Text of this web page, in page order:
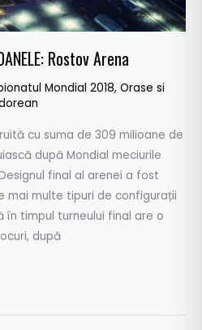
Rostov Arena
Mondial 2018, Orase si
cu suma de 309 milioane de
după Mondial meciurile
final al arenei a fost
mai multe tipuri de configurații
în timpul turneului final are o
după